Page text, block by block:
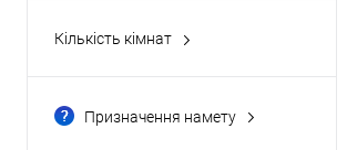
2000 мм
Кількість кімнат
Призначення намету